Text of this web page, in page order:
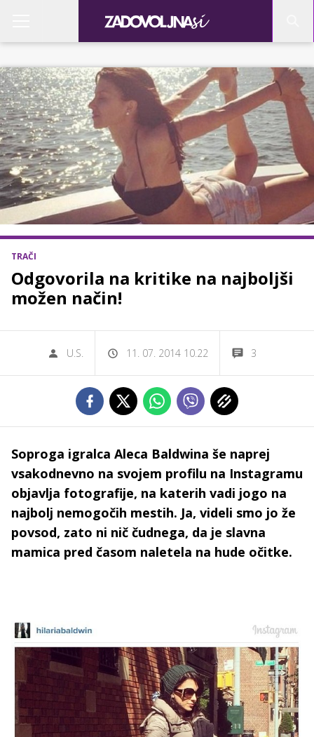
TRAČI
Odgovorila na kritike na najboljši
možen način!
U.S. 11. 07. 2014 10.22 3
Soproga igralca Aleca Baldwina še naprej
vsakodnevno na svojem profilu na Instagramu
objavlja fotografije, na katerih vadi jogo na
najbolj nemogočih mestih. Ja, videli smo jo že
povsod, zato ni nič čudnega, da je slavna
mamica pred časom naletela na hude očitke.